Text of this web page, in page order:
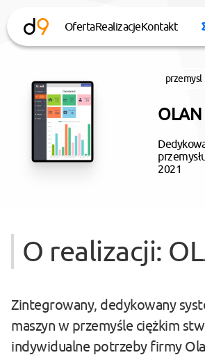
przemysl
OLAN
2021
desi9n.pl
OfertaRealizacjeKontakt
O realizacji:
Zintegrowany, dedykowany
maszyn w przemyśle ciężkim
indywidualne potrzeby firmy